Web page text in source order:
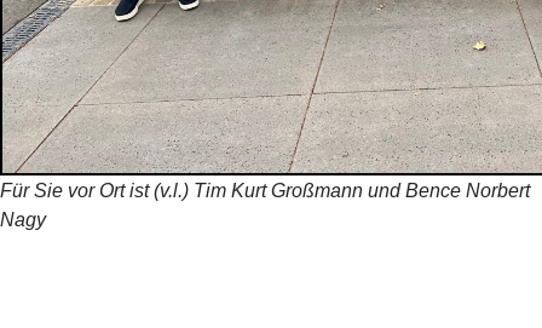
Für Sie vor Ort ist (v.l.) Tim Kurt Großmann und Bence Norbert
Nagy